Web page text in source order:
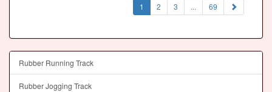
1 (current)
2 3 ... 69
Rubber Running Track
Rubber Jogging Track